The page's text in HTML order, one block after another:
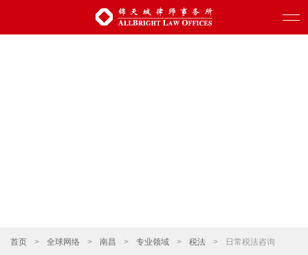
首页 > 全球网络 > 南昌 > 专业领域 > 税法 > 日常税法咨询